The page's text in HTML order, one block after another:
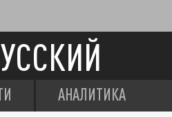
АНАЛИТИКА